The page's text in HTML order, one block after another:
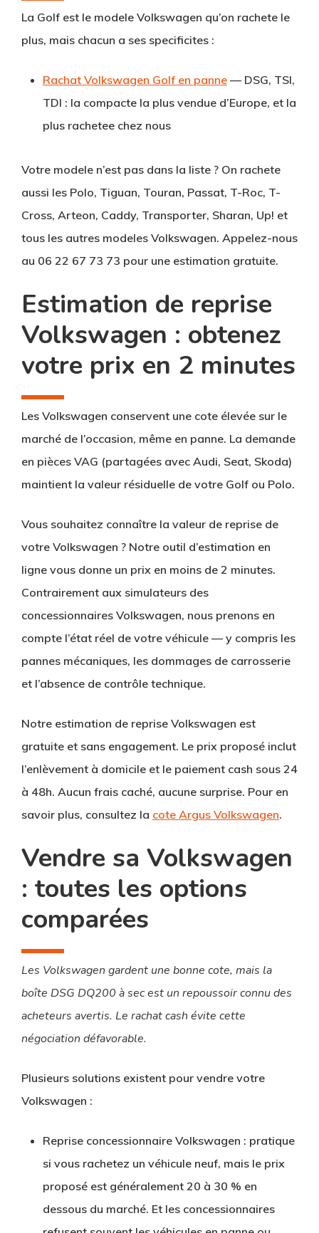
La Golf est le modele Volkswagen qu’on rachete le
plus, mais chacun a ses specificites :
Rachat Volkswagen Golf en panne — DSG, TSI,
TDI : la compacte la plus vendue d’Europe, et la
plus rachetee chez nous
Votre modele n’est pas dans la liste ? On rachete
aussi les Polo, Tiguan, Touran, Passat, T-Roc, T-
Cross, Arteon, Caddy, Transporter, Sharan, Up! et
tous les autres modeles Volkswagen. Appelez-nous
au 06 22 67 73 73 pour une estimation gratuite.
Estimation de reprise
Volkswagen : obtenez
votre prix en 2 minutes
Les Volkswagen conservent une cote élevée sur le
marché de l’occasion, même en panne. La demande
en pièces VAG (partagées avec Audi, Seat, Skoda)
maintient la valeur résiduelle de votre Golf ou Polo.
Vous souhaitez connaître la valeur de reprise de
votre Volkswagen ? Notre outil d’estimation en
ligne vous donne un prix en moins de 2 minutes.
Contrairement aux simulateurs des
concessionnaires Volkswagen, nous prenons en
compte l’état réel de votre véhicule — y compris les
pannes mécaniques, les dommages de carrosserie
et l’absence de contrôle technique.
Notre estimation de reprise Volkswagen est
gratuite et sans engagement. Le prix proposé inclut
l’enlèvement à domicile et le paiement cash sous 24
à 48h. Aucun frais caché, aucune surprise. Pour en
savoir plus, consultez la cote Argus Volkswagen.
Vendre sa Volkswagen
: toutes les options
comparées
Les Volkswagen gardent une bonne cote, mais la
boîte DSG DQ200 à sec est un repoussoir connu des
acheteurs avertis. Le rachat cash évite cette
négociation défavorable.
Plusieurs solutions existent pour vendre votre
Volkswagen :
Reprise concessionnaire Volkswagen : pratique
si vous rachetez un véhicule neuf, mais le prix
proposé est généralement 20 à 30 % en
dessous du marché. Et les concessionnaires